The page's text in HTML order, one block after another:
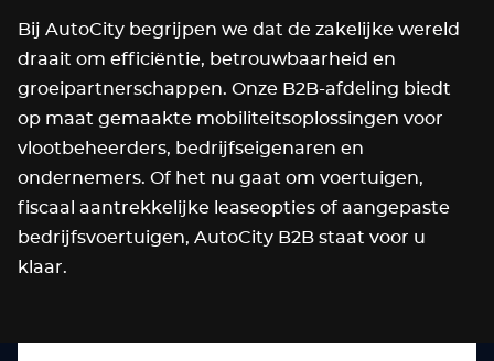
Bij AutoCity begrijpen we dat de zakelijke wereld
draait om efficiëntie, betrouwbaarheid en
groeipartnerschappen. Onze B2B-afdeling biedt
op maat gemaakte mobiliteitsoplossingen voor
vlootbeheerders, bedrijfseigenaren en
ondernemers. Of het nu gaat om voertuigen,
fiscaal aantrekkelijke leaseopties of aangepaste
bedrijfsvoertuigen, AutoCity B2B staat voor u
klaar.